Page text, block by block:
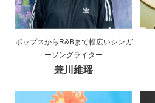
ポップスからR&Bまで幅広いシンガ
ーソングライター
兼川維瑶